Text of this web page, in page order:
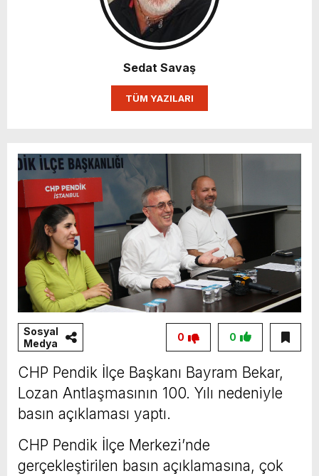
Sedat Savaş
TÜM YAZILARI
Sosyal
Medya
0
0
CHP Pendik İlçe Başkanı Bayram Bekar,
Lozan Antlaşmasının 100. Yılı nedeniyle
basın açıklaması yaptı.
CHP Pendik İlçe Merkezi’nde
gerçekleştirilen basın açıklamasına, çok